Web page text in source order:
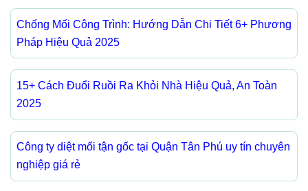
Chống Mối Công Trình: Hướng Dẫn Chi Tiết 6+ Phương
Pháp Hiệu Quả 2025
15+ Cách Đuổi Ruồi Ra Khỏi Nhà Hiệu Quả, An Toàn
2025
Công ty diệt mối tận gốc tại Quận Tân Phú uy tín chuyên
nghiệp giá rẻ